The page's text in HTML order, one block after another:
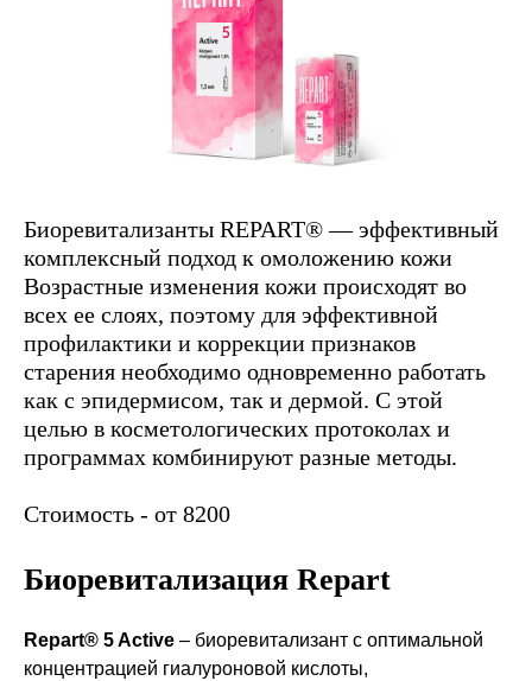
Биоревитализанты REPART® — эффективный
комплексный подход к омоложению кожи
Возрастные изменения кожи происходят во
всех ее слоях, поэтому для эффективной
профилактики и коррекции признаков
старения необходимо одновременно работать
как с эпидермисом, так и дермой. С этой
целью в косметологических протоколах и
программах комбинируют разные методы.
Стоимость - от 8200
Биоревитализация Repart
Repart® 5 Active – биоревитализант с оптимальной
концентрацией гиалуроновой кислоты,